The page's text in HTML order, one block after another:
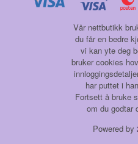
Vår nettbutikk
du får en bedre
vi kan yte deg
bruker cookies
har puttet i
Fortsett å bruke
om du godtar
Powered by